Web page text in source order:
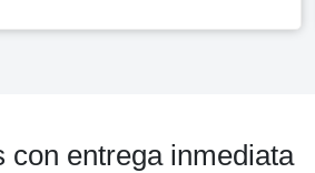
con entrega inmediata